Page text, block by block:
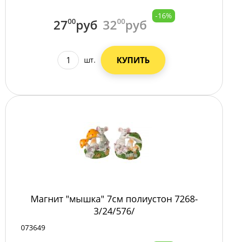
2700руб 3200руб
-16%
шт. КУПИТЬ
Магнит "мышка" 7см полиустон 7268-
3/24/576/
073649